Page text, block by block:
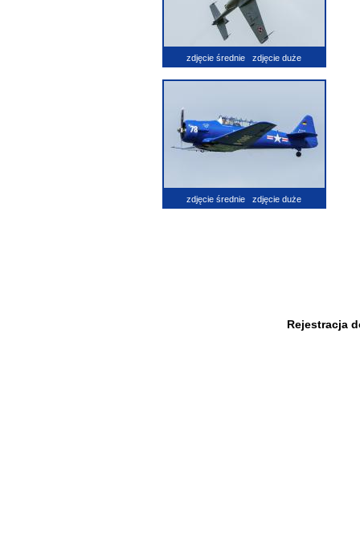
zdjęcie średnie zdjęcie duże
zdjęcie średnie zdjęcie duże
Rejestracja